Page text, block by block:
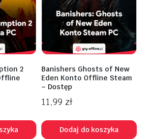
2
Banishers Ghosts of New
Eden Konto Offline Steam
– Dostęp
11,99 zł
Dodaj do koszyka